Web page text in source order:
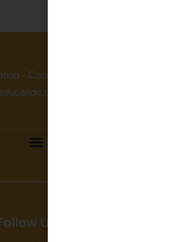
- Coaching & Mentoring
Us on